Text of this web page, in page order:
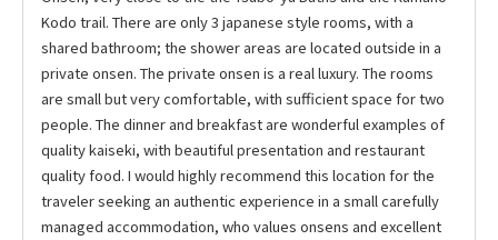
Kodo trail. There are only 3 japanese style rooms, with a
shared bathroom; the shower areas are located outside in a
private onsen. The private onsen is a real luxury. The rooms
are small but very comfortable, with sufficient space for two
people. The dinner and breakfast are wonderful examples of
quality kaiseki, with beautiful presentation and restaurant
quality food. I would highly recommend this location for the
traveler seeking an authentic experience in a small carefully
managed accommodation, who values onsens and excellent